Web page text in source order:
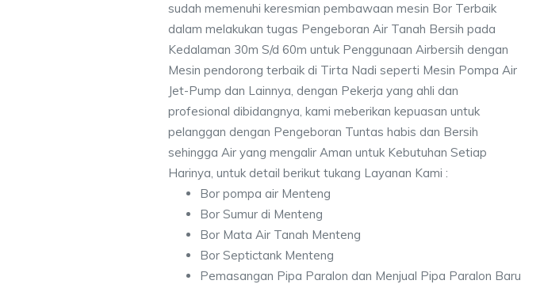
sudah memenuhi keresmian pembawaan mesin Bor Terbaik
dalam melakukan tugas Pengeboran Air Tanah Bersih pada
Kedalaman 30m S/d 60m untuk Penggunaan Airbersih dengan
Mesin pendorong terbaik di Tirta Nadi seperti Mesin Pompa Air
Jet-Pump dan Lainnya, dengan Pekerja yang ahli dan
profesional dibidangnya, kami meberikan kepuasan untuk
pelanggan dengan Pengeboran Tuntas habis dan Bersih
sehingga Air yang mengalir Aman untuk Kebutuhan Setiap
Harinya, untuk detail berikut tukang Layanan Kami :
Bor pompa air Menteng
Bor Sumur di Menteng
Bor Mata Air Tanah Menteng
Bor Septictank Menteng
Pemasangan Pipa Paralon dan Menjual Pipa Paralon Baru